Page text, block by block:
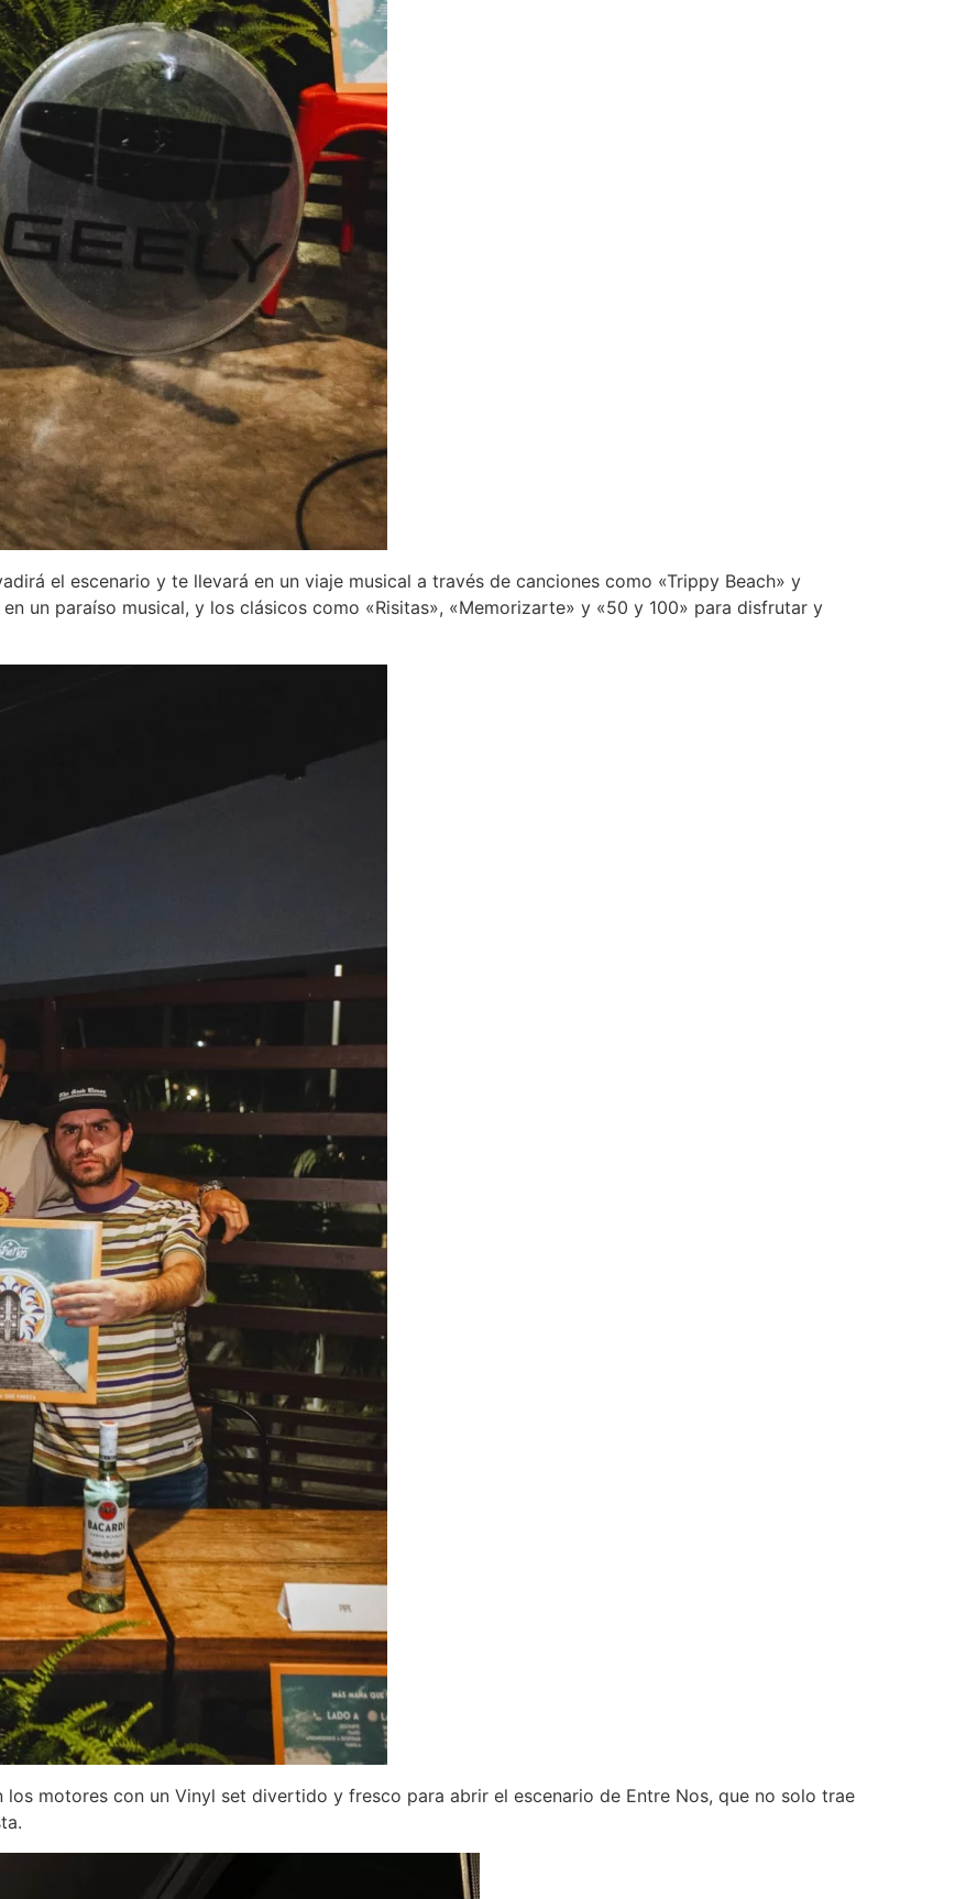
el escenario y te llevará en un viaje musical a través de canciones como «Trippy Beach» y
un paraíso musical, y los clásicos como «Risitas», «Memorizarte» y «50 y 100» para disfrutar y
los motores con un Vinyl set divertido y fresco para abrir el escenario de Entre Nos, que no solo trae